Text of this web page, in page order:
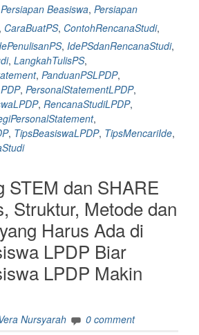
Mau
Personal
Statement
Dan
Dijamin
Anti
Persiapan Beasiswa, Persiapan
, CaraBuatPS, ContohRencanaStudi,
, IdePSdanRencanaStudi,
, LangkahTulisPS,
, PanduanPSLPDP,
, PersonalStatementLPDP,
, RencanaStudiLPDP,
,
, TipsBeasiswaLPDP, TipsMencariIde,
STEM dan SHARE
Struktur, Metode dan
Harus Ada di
LPDP Biar
LPDP Makin
Vera Nursyarah 0 comment